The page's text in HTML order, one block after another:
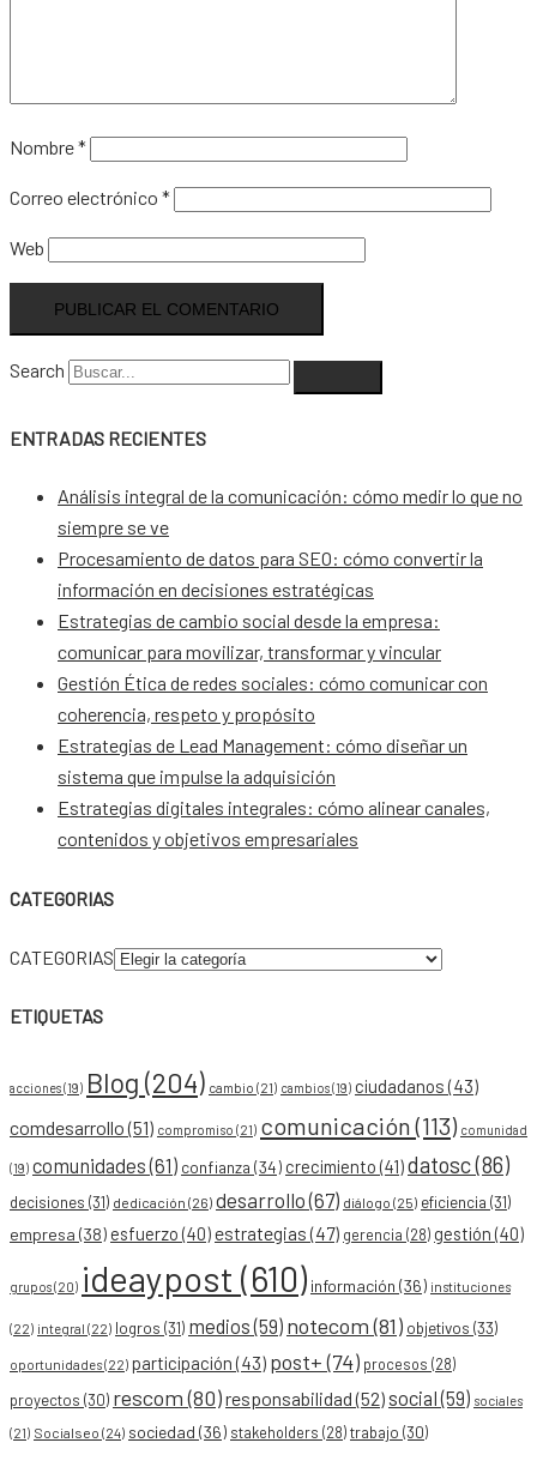
Nombre*
Correo electrónico *
Web
Search
ENTRADAS RECIENTES
Análisis integral de la comunicación: cómo medir lo que no
siempre se ve
Procesamiento de datos para SEO: cómo convertir la
información en decisiones estratégicas
Estrategias de cambio social desde la empresa:
comunicar para movilizar, transformar y vincular
Gestión Ética de redes sociales: cómo comunicar con
coherencia, respeto y propósito
Estrategias de Lead Management: cómo diseñar un
sistema que impulse la adquisición
Estrategias digitales integrales: cómo alinear canales,
contenidos y objetivos empresariales
CATEGORIAS
CATEGORIAS
ETIQUETAS
acciones(19) Blog (204) cambio (21) cambios(19) ciudadanos (43)
comdesarrollo(51) compromiso (21) comunicación(113) comunidad
(19) comunidades(61) confianza (34) crecimiento (41)datosc(86)
decisiones (31) dedicación (26) desarrollo(67) diálogo (25) eficiencia (31)
empresa (38) esfuerzo (40)estrategias(47) gerencia (28) gestión (40)
grupos(20) ideaypost (610) información (36) instituciones
(22) integral (22) logros (31) medios(59) notecom(81) objetivos (33)
oportunidades(22) participación (43) post+(74) procesos (28)
proyectos (30) rescom(80)responsabilidad(52)social(59) sociales
(21) Socialseo (24) sociedad (36) stakeholders (28)trabajo (30)